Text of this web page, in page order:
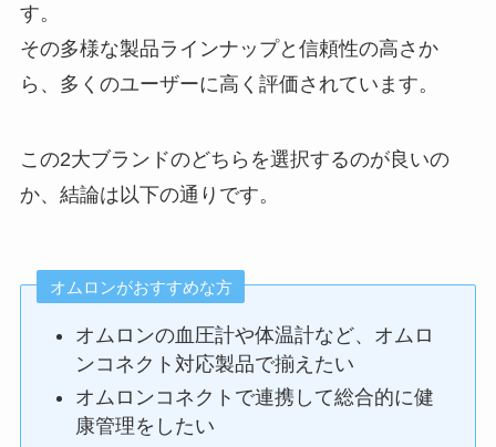
す。
その多様な製品ラインナップと信頼性の高さか
ら、多くのユーザーに高く評価されています。
この2大ブランドのどちらを選択するのが良いの
か、結論は以下の通りです。
オムロンがおすすめな方
オムロンの血圧計や体温計など、オムロ
ンコネクト対応製品で揃えたい
オムロンコネクトで連携して総合的に健
康管理をしたい